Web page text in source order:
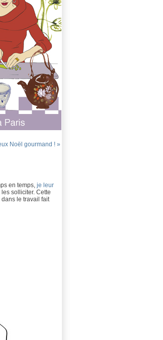
Noël gourmand ! »
en temps, je leur
solliciter. Cette
le travail fait